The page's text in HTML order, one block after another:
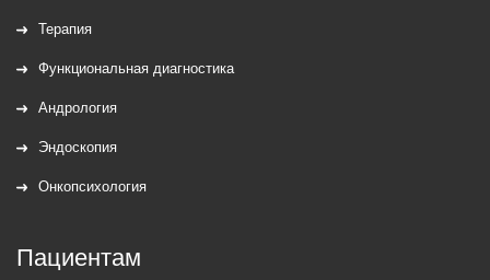
Терапия
Функциональная диагностика
Андрология
Эндоскопия
Онкопсихология
Пациентам